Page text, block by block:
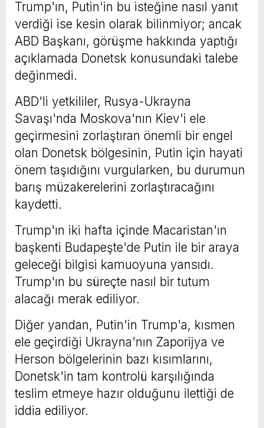
Trump'ın, Putin'in bu isteğine nasıl yanıt
verdiği ise kesin olarak bilinmiyor; ancak
ABD Başkanı, görüşme hakkında yaptığı
açıklamada Donetsk konusundaki talebe
değinmedi.
ABD'li yetkililer, Rusya-Ukrayna
Savaşı'nda Moskova'nın Kiev'i ele
geçirmesini zorlaştıran önemli bir engel
olan Donetsk bölgesinin, Putin için hayati
önem taşıdığını vurgularken, bu durumun
barış müzakerelerini zorlaştıracağını
kaydetti.
Trump'ın iki hafta içinde Macaristan'ın
başkenti Budapeşte'de Putin ile bir araya
geleceği bilgisi kamuoyuna yansıdı.
Trump'ın bu süreçte nasıl bir tutum
alacağı merak ediliyor.
Diğer yandan, Putin'in Trump'a, kısmen
ele geçirdiği Ukrayna'nın Zaporijya ve
Herson bölgelerinin bazı kısımlarını,
Donetsk'in tam kontrolü karşılığında
teslim etmeye hazır olduğunu ilettiği de
iddia ediliyor.